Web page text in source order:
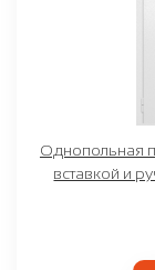
Однопольная
вставкой и